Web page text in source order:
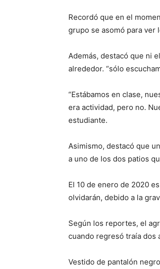
Recordó que en el
grupo se asomó para ver
Además, destacó que ni
alrededor. “sólo
“Estábamos en clase,
era actividad, pero no.
estudiante.
Asimismo, destacó que
a uno de los dos patios
El 10 de enero de 2020
olvidarán, debido a la
Según los reportes, el
cuando regresó traía dos
Vestido de pantalón